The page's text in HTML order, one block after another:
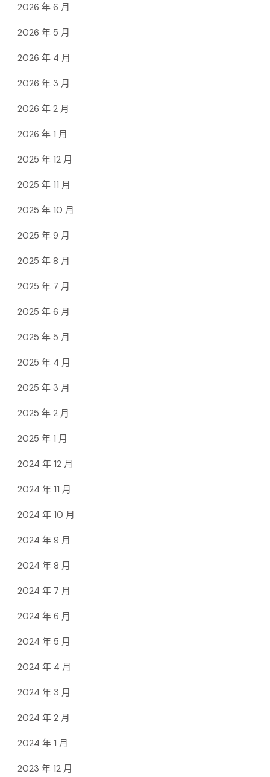
2026 年 6 月
2026 年 5 月
2026 年 4 月
2026 年 3 月
2026 年 2 月
2026 年 1 月
2025 年 12 月
2025 年 11 月
2025 年 10 月
2025 年 9 月
2025 年 8 月
2025 年 7 月
2025 年 6 月
2025 年 5 月
2025 年 4 月
2025 年 3 月
2025 年 2 月
2025 年 1 月
2024 年 12 月
2024 年 11 月
2024 年 10 月
2024 年 9 月
2024 年 8 月
2024 年 7 月
2024 年 6 月
2024 年 5 月
2024 年 4 月
2024 年 3 月
2024 年 2 月
2024 年 1 月
2023 年 12 月